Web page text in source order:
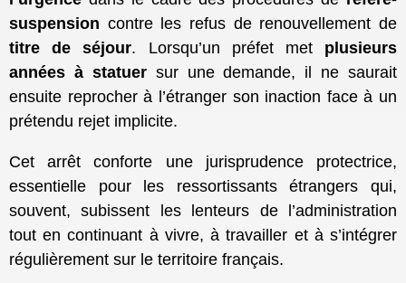
suspension contre les refus de renouvellement de
titre de séjour. Lorsqu’un préfet met plusieurs
années à statuersur une demande, il ne saurait
ensuite reprocher à l’étranger son inaction face à un
prétendu rejet implicite.
Cet arrêt conforte une jurisprudence protectrice,
essentielle pour les ressortissants étrangers qui,
souvent, subissent les lenteurs de l’administration
tout en continuant à vivre, à travailler et à s’intégrer
régulièrement sur le territoire français.